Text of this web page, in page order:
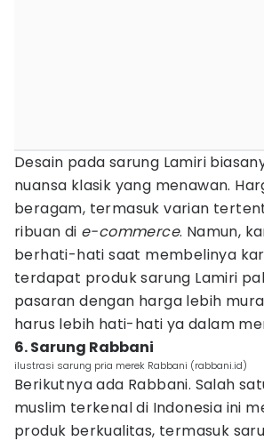
Desain pada sarung Lamiri
nuansa klasik yang menawan.
beragam, termasuk varian
ribuan di e-commerce. Namun,
berhati-hati saat membelinya
terdapat produk sarung Lamiri
pasaran dengan harga lebih
harus lebih hati-hati ya dalam
6. Sarung Rabbani
ilustrasi sarung pria merek Rabbani (rabbani.id)
Berikutnya ada Rabbani. Salah
muslim terkenal di Indonesia ini
produk berkualitas, termasuk